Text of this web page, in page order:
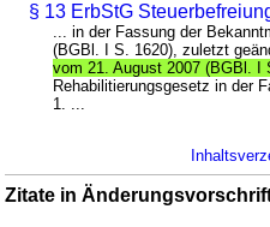
§ 13 ErbStG
... in der Fassung der
(BGBl. I S. 1620), zuletzt
vom 21. August 2007 (BGBl. I
Rehabilitierungsgesetz in der
1. ...
Zitate in